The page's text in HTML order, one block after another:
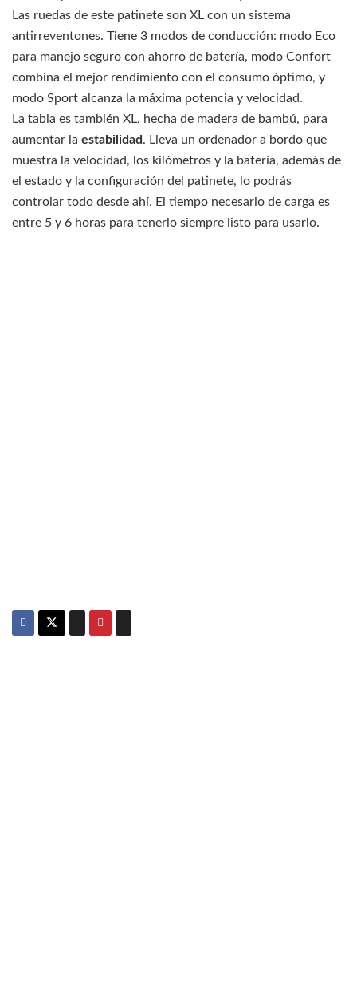
Las ruedas de este patinete son XL con un sistema
antirreventones. Tiene 3 modos de conducción: modo Eco
para manejo seguro con ahorro de batería, modo Confort
combina el mejor rendimiento con el consumo óptimo, y
modo Sport alcanza la máxima potencia y velocidad.
La tabla es también XL, hecha de madera de bambú, para
aumentar la estabilidad. Lleva un ordenador a bordo que
muestra la velocidad, los kilómetros y la batería, además de
el estado y la configuración del patinete, lo podrás
controlar todo desde ahí. El tiempo necesario de carga es
entre 5 y 6 horas para tenerlo siempre listo para usarlo.